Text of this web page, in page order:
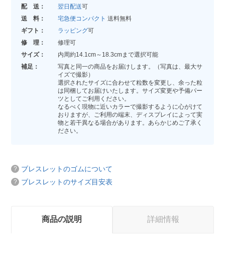
配 送： 翌日配送可
送 料：
宅急便コンパクト 送料無料
ギフト：
ラッピング可
修 理：
修理可
サイズ：
内周約14.1cm～18.3cmまで選択可能
補足：
写真と同一の商品をお届けします。（写真は、最大サ
イズで撮影）
選択されたサイズに合わせて粒数を変更し、余った粒
は同梱してお届けいたします。サイズ変更や予備パー
ツとしてご利用ください。
なるべく現物に近いカラーで撮影するように心がけて
おりますが、ご利用の端末、ディスプレイによって実
物と若干異なる場合があります。あらかじめご了承く
ださい。
ブレスレットのゴムについて
ブレスレットのサイズ目安表
商品の説明 詳細情報